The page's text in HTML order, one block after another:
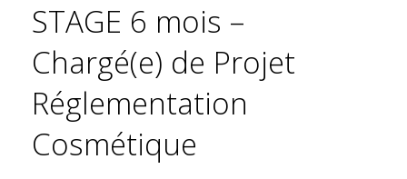
STAGE 6 mois –
Chargé(e) de Projet
Réglementation
Cosmétique